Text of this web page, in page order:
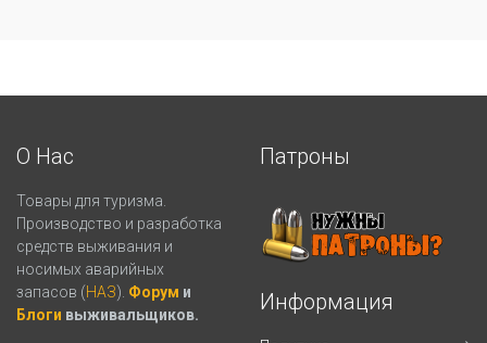
О Нас
Товары для туризма.
Производство и разработка
средств выживания и
носимых аварийных
запасов (НАЗ). Форум и
Блоги выживальщиков.
Патроны
Информация